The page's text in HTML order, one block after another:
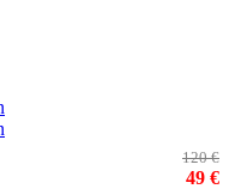
120 €
49 €